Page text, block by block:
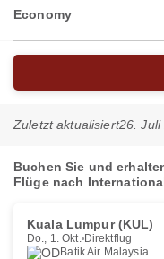
Economy
Zuletzt aktualisiert26. Juli
Buchen Sie und
Flüge nach
Kuala Lumpur (KUL)
Do., 1. Okt. Direktflug
Batik Air Malaysia